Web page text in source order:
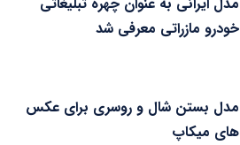
خودرو مازراتی معرفی شد
مدل بستن شال و روسری برای عکس
های میکاپ